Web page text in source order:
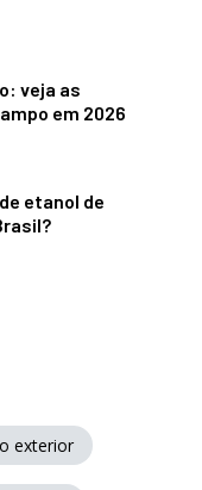
veja as
em 2026
etanol de
exterior